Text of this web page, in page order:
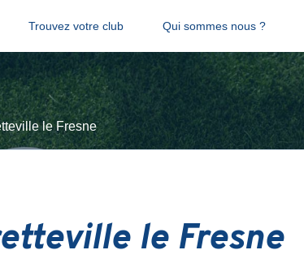
Trouvez votre club Qui sommes nous ?
le Fresne
le Fresne